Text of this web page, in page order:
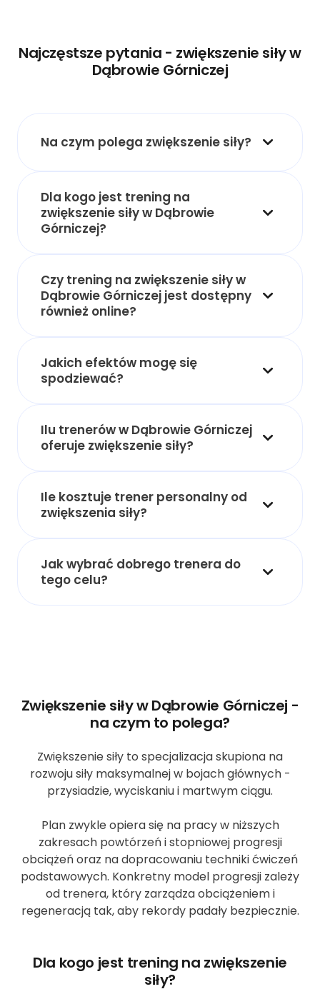
Najczęstsze pytania - zwiększenie siły w
Dąbrowie Górniczej
Na czym polega zwiększenie siły?
Dla kogo jest trening na
zwiększenie siły w Dąbrowie
Górniczej?
Czy trening na zwiększenie siły w
Dąbrowie Górniczej jest dostępny
również online?
Jakich efektów mogę się
spodziewać?
Ilu trenerów w Dąbrowie Górniczej
oferuje zwiększenie siły?
Ile kosztuje trener personalny od
zwiększenia siły?
Jak wybrać dobrego trenera do
tego celu?
Zwiększenie siły w Dąbrowie Górniczej -
na czym to polega?
Zwiększenie siły to specjalizacja skupiona na
rozwoju siły maksymalnej w bojach głównych -
przysiadzie, wyciskaniu i martwym ciągu.
Plan zwykle opiera się na pracy w niższych
zakresach powtórzeń i stopniowej progresji
obciążeń oraz na dopracowaniu techniki ćwiczeń
podstawowych. Konkretny model progresji zależy
od trenera, który zarządza obciążeniem i
regeneracją tak, aby rekordy padały bezpiecznie.
Dla kogo jest trening na zwiększenie
siły?